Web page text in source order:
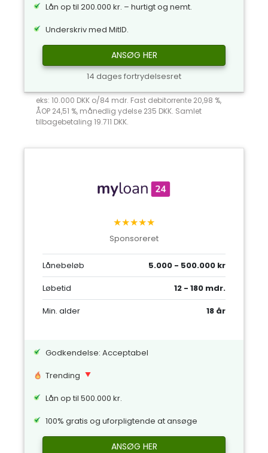
Lån op til 200.000 kr. – hurtigt og nemt.
Underskriv med MitID.
ANSØG HER
14 dages fortrydelsesret
eks: 10.000 DKK o/84 mdr. Fast debitorrente 20,98 %,
ÅOP 24,51 %, månedlig ydelse 235 DKK. Samlet
tilbagebetaling 19.711 DKK.
★★★★★
Sponsoreret
Lånebeløb
5.000 - 500.000 kr
Løbetid
12 - 180 mdr.
Min. alder
18 år
Godkendelse: Acceptabel
Trending
Lån op til 500.000 kr.
100% gratis og uforpligtende at ansøge
ANSØG HER